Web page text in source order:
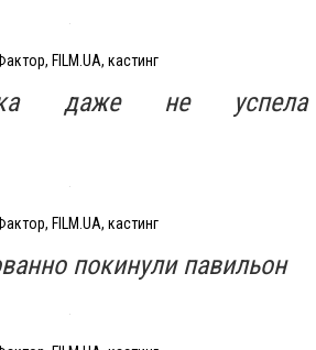
FILM.UA, кастинг
даже не успела
FILM.UA, кастинг
покинули павильон